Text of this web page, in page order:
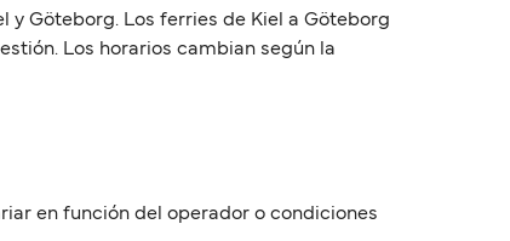
y Göteborg. Los ferries de Kiel a Göteborg
Los horarios cambian según la
en función del operador o condiciones